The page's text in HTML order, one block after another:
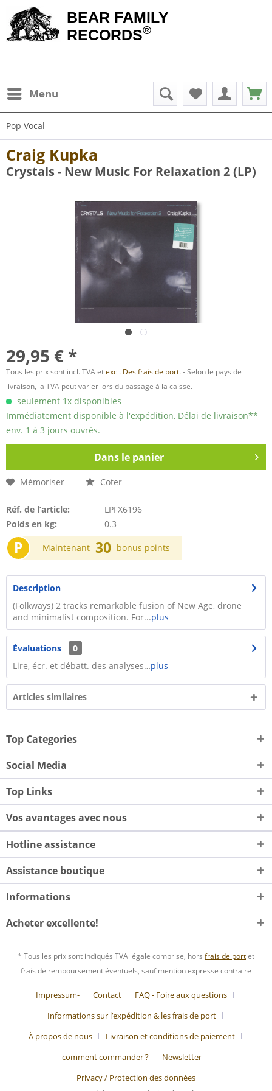
BEAR FAMILY
RECORDS®
Menu
Pop Vocal
Craig Kupka
Crystals - New Music For Relaxation 2 (LP)
29,95 € *
Tous les prix sont incl. TVA etexcl. Des frais de port.- Selon le pays de
livraison, la TVA peut varier lors du passage à la caisse.
seulement 1x disponibles
Immédiatement disponible à l'expédition, Délai de livraison**
env. 1 à 3 jours ouvrés.
Dans le panier
Mémoriser Coter
Réf. de l’article:
LPFX6196
Poids en kg:
0.3
P Maintenant 30 bonus points
Description
(Folkways) 2 tracks remarkable fusion of New Age, drone
and minimalist composition. For...plus
Évaluations
0
Lire, écr. et débatt. des analyses…plus
Articles similaires
Top Categories
Social Media
Top Links
Vos avantages avec nous
Hotline assistance
Assistance boutique
Informations
Acheter excellente!
* Tous les prix sont indiqués TVA légale comprise, hors frais de portet
frais de remboursement éventuels, sauf mention expresse contraire
Impressum- Contact
FAQ - Foire aux questions
Informations sur l’expédition & les frais de port
À propos de nous
Livraison et conditions de paiement
comment commander ?
Newsletter
Privacy / Protection des données